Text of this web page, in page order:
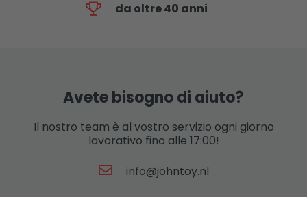
da oltre 40 anni
Avete bisogno di aiuto?
Il nostro team è al vostro servizio ogni giorno
lavorativo fino alle 17:00!
info@johntoy.nl